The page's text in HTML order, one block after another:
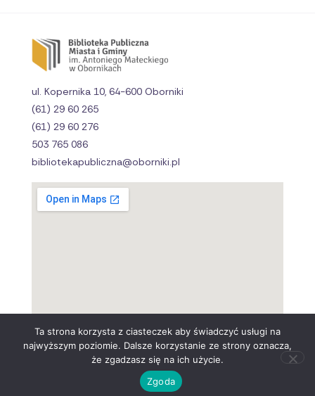
ul. Kopernika 10, 64-600 Oborniki
(61) 29 60 265
(61) 29 60 276
503 765 086
bibliotekapubliczna@oborniki.pl
Projekt i wykonanie : kowalczak.pl
Ta strona korzysta z ciasteczek aby świadczyć usługi na
najwyższym poziomie. Dalsze korzystanie ze strony oznacza,
że zgadzasz się na ich użycie.
Zgoda